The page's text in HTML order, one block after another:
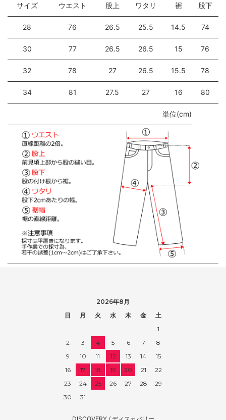
サイズ ウエスト 股上 ワタリ 裾 股下
28 76 26.5 25.5 14.5 74
30 77 26.5 26.5 15 76
32 78 27 26.5 15.5 78
34 81 27.5 27 16 80
単位(cm)
2026年8月
日
月 火 水 木 金
土
1
2
3 4 5 6 7
8
9
10 11 12 13 14
15
16
17 18 19 20 21
22
23
24 25 26 27 28
29
30
31